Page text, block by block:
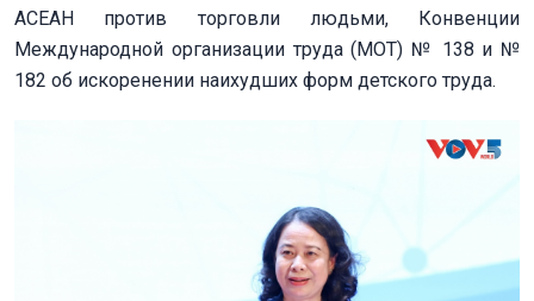
АСЕАН против торговли людьми, Конвенции
Международной организации труда (МОТ) № 138 и №
182 об искоренении наихудших форм детского труда.